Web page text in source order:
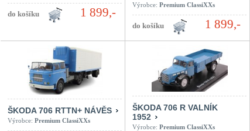
1 899,-
Výrobce: Premium ClassiXXs
1 899,-
ŠKODA 706 RTTN+ NÁVĚS
Výrobce: Premium ClassiXXs
ŠKODA 706 R VALNÍK
1952
Výrobce: Premium ClassiXXs